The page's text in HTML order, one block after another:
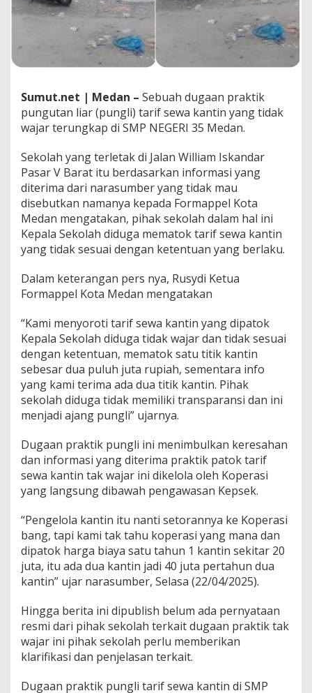
g
a
P
a
o
T
a
i
S
e
w
K
a
n
t
T
a
W
a
a
r
,
F
o
r
a
p
p
e
l
o
t
a
M
e
d
n
:
D
u
g
a
Sumut.net | Medan – Sebuah dugaan praktik
pungutan liar (pungli) tarif sewa kantin yang tidak
wajar terungkap di SMP NEGERI 35 Medan.
Sekolah yang terletak di Jalan William Iskandar
Pasar V Barat itu berdasarkan informasi yang
diterima dari narasumber yang tidak mau
disebutkan namanya kepada Formappel Kota
Medan mengatakan, pihak sekolah dalam hal ini
Kepala Sekolah diduga mematok tarif sewa kantin
yang tidak sesuai dengan ketentuan yang berlaku.
Dalam keterangan pers nya, Rusydi Ketua
Formappel Kota Medan mengatakan
“Kami menyoroti tarif sewa kantin yang dipatok
Kepala Sekolah diduga tidak wajar dan tidak sesuai
dengan ketentuan, mematok satu titik kantin
sebesar dua puluh juta rupiah, sementara info
yang kami terima ada dua titik kantin. Pihak
sekolah diduga tidak memiliki transparansi dan ini
menjadi ajang pungli” ujarnya.
Dugaan praktik pungli ini menimbulkan keresahan
dan informasi yang diterima praktik patok tarif
sewa kantin tak wajar ini dikelola oleh Koperasi
yang langsung dibawah pengawasan Kepsek.
“Pengelola kantin itu nanti setorannya ke Koperasi
bang, tapi kami tak tahu koperasi yang mana dan
dipatok harga biaya satu tahun 1 kantin sekitar 20
juta, itu ada dua kantin jadi 40 juta pertahun dua
kantin” ujar narasumber, Selasa (22/04/2025).
Hingga berita ini dipublish belum ada pernyataan
resmi dari pihak sekolah terkait dugaan praktik tak
wajar ini pihak sekolah perlu memberikan
klarifikasi dan penjelasan terkait.
Dugaan praktik pungli tarif sewa kantin di SMP